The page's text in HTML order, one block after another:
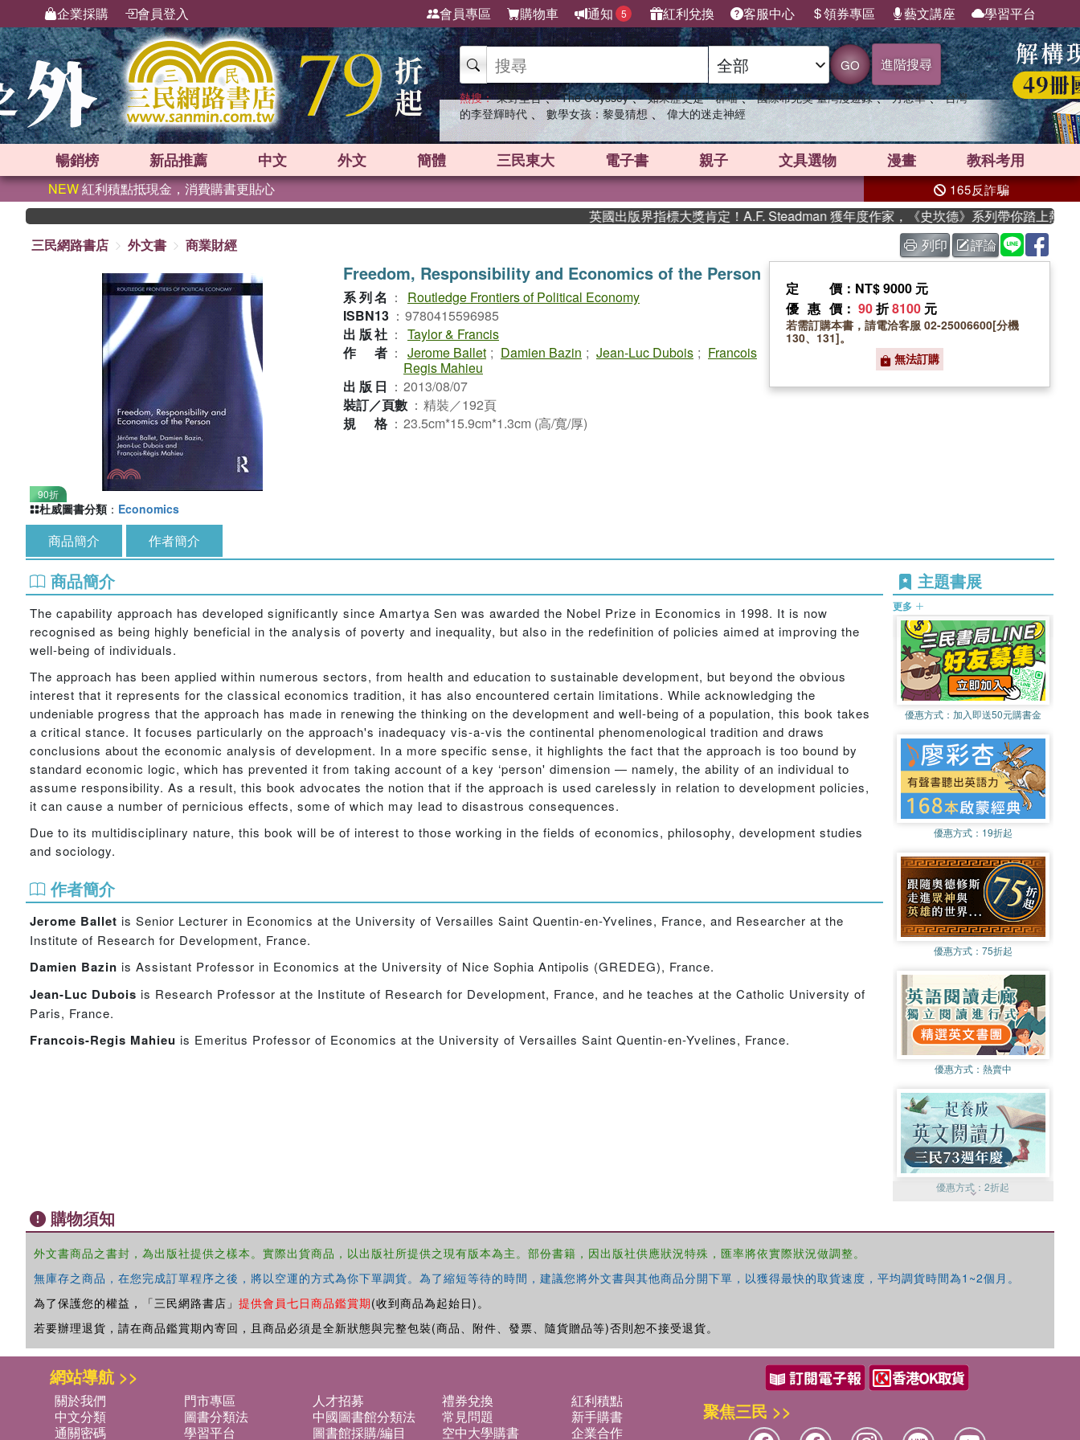
企業採購 會員登入 會員專區 購物車 通知 5 紅利兌換 客服中心 領券專區 藝文講座 學習平台
GO 進階搜尋
熱搜： 東野圭吾 、 The Odyssey 、 如果歷史是一群喵 、 國際布克獎 臺灣漫遊錄 、 方念華 、 台灣
的李登輝時代 、 數學女孩：黎曼猜想 、 偉大的迷走神經
暢銷榜 新品推薦 中文 外文 簡體 三民東大 電子書 親子 文具選物 漫畫 教科考用
NEW紅利積點抵現金，消費購書更貼心 165反詐騙
英國出版界指標大獎肯定！A.F. Steadman 獲年度作家，《史坎德》系列帶你踏上熱血奇幻
三民網路書店
外文書 商業財經 列印 評論
90折
Freedom, Responsibility and Economics of the Person
系列名 ：
Routledge Frontiers of Political Economy
ISBN13 ： 9780415596985
出版社 ： Taylor & Francis
作者 ： Jerome Ballet ; Damien Bazin ; Jean-Luc Dubois ; Francois
Regis Mahieu
出版日 ： 2013/08/07
裝訂／頁數 ： 精裝／192頁
規格 ： 23.5cm*15.9cm*1.3cm (高/寬/厚)
定價 ：NT$ 9000 元
優惠價 ： 90折8100 元
若需訂購本書，請電洽客服 02-25006600[分機
130、131]。
無法訂購
杜威圖書分類 ： Economics
商品簡介 作者簡介
商品簡介
The capability approach has developed significantly since Amartya Sen was awarded the Nobel Prize in Economics in 1998. It is now
recognised as being highly beneficial in the analysis of poverty and inequality, but also in the redefinition of policies aimed at improving the
well-being of individuals.
The approach has been applied within numerous sectors, from health and education to sustainable development, but beyond the obvious
interest that it represents for the classical economics tradition, it has also encountered certain limitations. While acknowledging the
undeniable progress that the approach has made in renewing the thinking on the development and well-being of a population, this book takes
a critical stance. It focuses particularly on the approach's inadequacy vis-a-vis the continental phenomenological tradition and draws
conclusions about the economic analysis of development. In a more specific sense, it highlights the fact that the approach is too bound by
standard economic logic, which has prevented it from taking account of a key ‘person' dimension — namely, the ability of an individual to
assume responsibility. As a result, this book advocates the notion that if the approach is used carelessly in relation to development policies,
it can cause a number of pernicious effects, some of which may lead to disastrous consequences.
Due to its multidisciplinary nature, this book will be of interest to those working in the fields of economics, philosophy, development studies
and sociology.
作者簡介
Jerome Ballet is Senior Lecturer in Economics at the University of Versailles Saint Quentin-en-Yvelines, France, and Researcher at the
Institute of Research for Development, France.
Damien Bazin is Assistant Professor in Economics at the University of Nice Sophia Antipolis (GREDEG), France.
Jean-Luc Dubois is Research Professor at the Institute of Research for Development, France, and he teaches at the Catholic University of
Paris, France.
Francois-Regis Mahieu is Emeritus Professor of Economics at the University of Versailles Saint Quentin-en-Yvelines, France.
主題書展
更多
優惠方式： 加入即送50元購書金
優惠方式： 19折起
優惠方式： 75折起
優惠方式： 熱賣中
優惠方式：2折起
購物須知
外文書商品之書封，為出版社提供之樣本。實際出貨商品，以出版社所提供之現有版本為主。部份書籍，因出版社供應狀況特殊，匯率將依實際狀況做調整。
無庫存之商品，在您完成訂單程序之後，將以空運的方式為你下單調貨。為了縮短等待的時間，建議您將外文書與其他商品分開下單，以獲得最快的取貨速度，平均調貨時間為1~2個月。
為了保護您的權益，「三民網路書店」 提供會員七日商品鑑賞期(收到商品為起始日)。
若要辦理退貨，請在商品鑑賞期內寄回，且商品必須是全新狀態與完整包裝(商品、附件、發票、隨貨贈品等)否則恕不接受退貨。
網站導航 >>
關於我們 門市專區 人才招募 禮券兌換
紅利積點
中文分類
圖書分類法 中國圖書館分類法 常見問題
新手購書
通關密碼
學習平台 圖書館採購/編目 空中大學購書
企業合作
聚焦三民 >>